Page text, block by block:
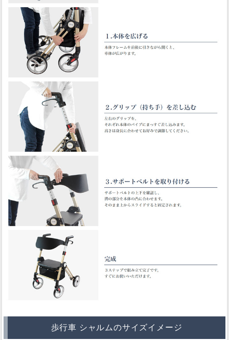
歩行車 シャルムのサイズイメージ